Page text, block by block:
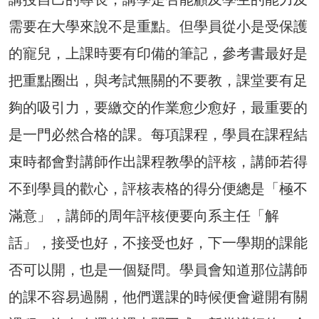
需要在大學來說不是重點。但學員從小是受保護
的寵兒，上課時要有印備的筆記，參考書最好是
把重點圈出，與考試無關的不要教，課堂要有足
夠的吸引力，要繳交的作業愈少愈好，最重要的
是一門必然合格的課。每項課程，學員在課程結
束時都會對講師作出課程教學的評核，講師若得
不到學員的歡心，評核表格的得分便總是「極不
滿意」，講師的周年評核便要向系主任「解
話」，接受也好，不接受也好，下一學期的課能
否可以開，也是一個疑問。學員會知道那位講師
的課不容易過關，他們選課的時候便會避開有關